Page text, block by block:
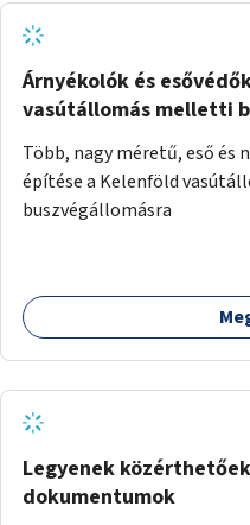
Árnyékolók és
vasútállomás melletti
Több, nagy méretű, eső és
építése a Kelenföld
buszvégállomásra
Legyenek
dokumentumok